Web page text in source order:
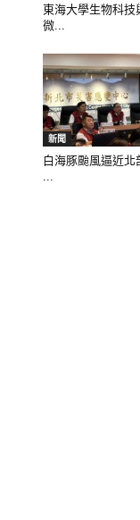
東海大學生物科技
微...
新聞
白海豚颱風逼近北
...